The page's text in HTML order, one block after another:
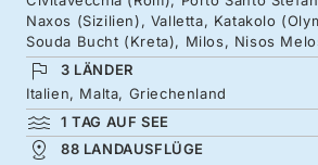
das auf einer Klippe gelegene
Taormina am Fuße des Ätna.
durch die Straßen der
Hauptstadt der Ritter des
und reisen Sie dann zu den
Naxos (Sizilien), Valletta, Katakolo
Souda Bucht (Kreta), Milos, Nisos
3 LÄNDER
Italien, Malta, Griechenland
1 TAG AUF SEE
88 LANDAUSFLÜGE